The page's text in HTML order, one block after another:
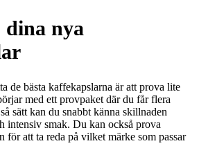
nya
de bästa kaffekapslarna är att prova lite
med ett provpaket där du får flera
sätt kan du snabbt känna skillnaden
intensiv smak. Du kan också prova
för att ta reda på vilket märke som passar